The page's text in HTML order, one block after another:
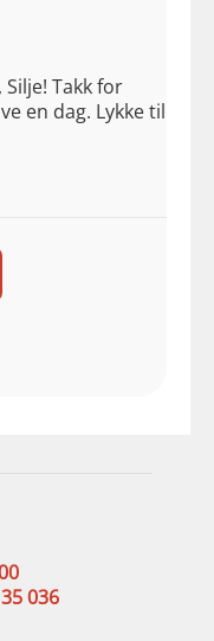
Takk for
en dag. Lykke til
036